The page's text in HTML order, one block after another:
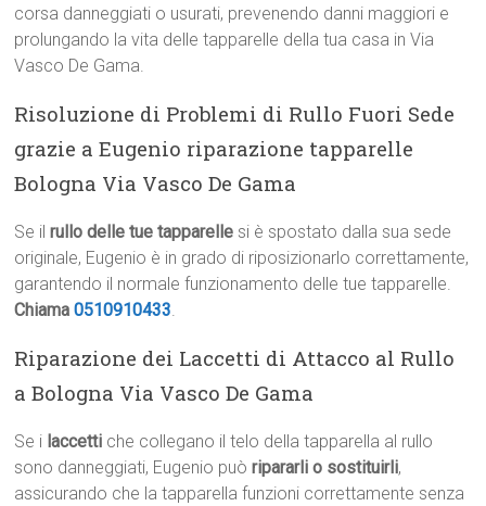
corsa danneggiati o usurati, prevenendo danni maggiori e
prolungando la vita delle tapparelle della tua casa in Via
Vasco De Gama.
Risoluzione di Problemi di Rullo Fuori Sede
grazie a Eugenio riparazione tapparelle
Bologna Via Vasco De Gama
Se ilrullo delle tue tapparelle si è spostato dalla sua sede
originale, Eugenio è in grado di riposizionarlo correttamente,
garantendo il normale funzionamento delle tue tapparelle.
Chiama0510910433.
Riparazione dei Laccetti di Attacco al Rullo
a Bologna Via Vasco De Gama
Se i laccetti che collegano il telo della tapparella al rullo
sono danneggiati, Eugenio puòripararli o sostituirli,
assicurando che la tapparella funzioni correttamente senza